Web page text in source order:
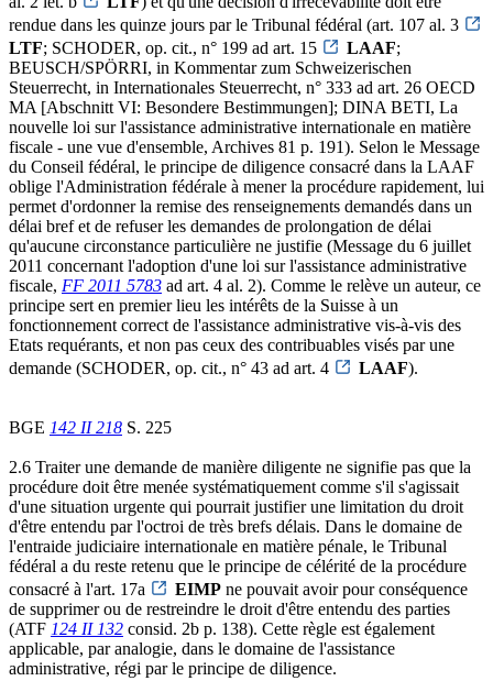
rendue dans les quinze jours par le Tribunal fédéral (art. 107 al. 3
LTF; SCHODER, op. cit., n° 199 ad art. 15 LAAF;
BEUSCH/SPÖRRI, in Kommentar zum Schweizerischen
Steuerrecht, in Internationales Steuerrecht, n° 333 ad art. 26 OECD
MA [Abschnitt VI: Besondere Bestimmungen]; DINA BETI, La
nouvelle loi sur l'assistance administrative internationale en matière
fiscale - une vue d'ensemble, Archives 81 p. 191). Selon le Message
du Conseil fédéral, le principe de diligence consacré dans la LAAF
oblige l'Administration fédérale à mener la procédure rapidement, lui
permet d'ordonner la remise des renseignements demandés dans un
délai bref et de refuser les demandes de prolongation de délai
qu'aucune circonstance particulière ne justifie (Message du 6 juillet
2011 concernant l'adoption d'une loi sur l'assistance administrative
fiscale, FF 2011 5783 ad art. 4 al. 2). Comme le relève un auteur, ce
principe sert en premier lieu les intérêts de la Suisse à un
fonctionnement correct de l'assistance administrative vis-à-vis des
Etats requérants, et non pas ceux des contribuables visés par une
demande (SCHODER, op. cit., n° 43 ad art. 4
LAAF).
BGE 142 II 218 S. 225
2.6 Traiter une demande de manière diligente ne signifie pas que la
procédure doit être menée systématiquement comme s'il s'agissait
d'une situation urgente qui pourrait justifier une limitation du droit
d'être entendu par l'octroi de très brefs délais. Dans le domaine de
l'entraide judiciaire internationale en matière pénale, le Tribunal
fédéral a du reste retenu que le principe de célérité de la procédure
consacré à l'art. 17a
EIMP ne pouvait avoir pour conséquence
de supprimer ou de restreindre le droit d'être entendu des parties
(ATF 124 II 132 consid. 2b p. 138). Cette règle est également
applicable, par analogie, dans le domaine de l'assistance
administrative, régi par le principe de diligence.